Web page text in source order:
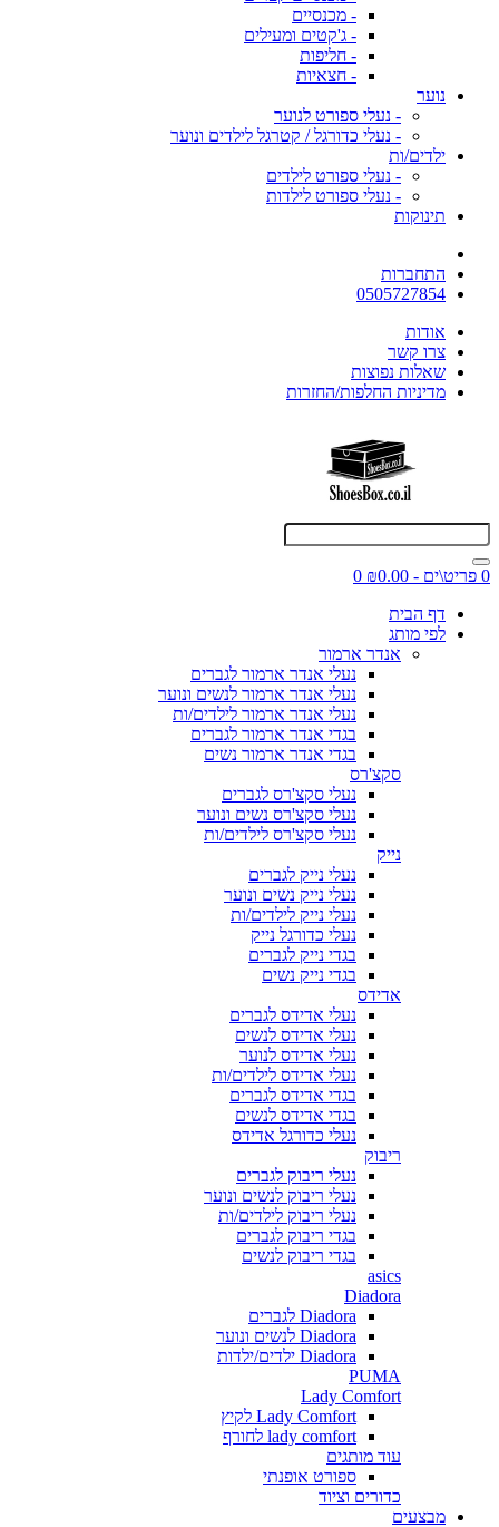
- מכנסיים
- ג'קטים ומעילים
- חליפות
- חצאיות
נוער
- נעלי ספורט לנוער
- נעלי כדורגל / קטרגל לילדים ונוער
ילדים/ות
- נעלי ספורט לילדים
- נעלי ספורט לילדות
תינוקות
התחברות
0505727854
אודות
צרו קשר
שאלות נפוצות
מדיניות החלפות/החזרות
0 פריט\ים - ₪0.00
0
דף הבית
לפי מותג
אנדר ארמור
נעלי אנדר ארמור לגברים
נעלי אנדר ארמור לנשים ונוער
נעלי אנדר ארמור לילדים/ות
בגדי אנדר ארמור לגברים
בגדי אנדר ארמור נשים
סקצ'רס
נעלי סקצ'רס לגברים
נעלי סקצ'רס נשים ונוער
נעלי סקצ'רס לילדים/ות
נייק
נעלי נייק לגברים
נעלי נייק נשים ונוער
נעלי נייק לילדים/ות
נעלי כדורגל נייק
בגדי נייק לגברים
בגדי נייק נשים
אדידס
נעלי אדידס לגברים
נעלי אדידס לנשים
נעלי אדידס לנוער
נעלי אדידס לילדים/ות
בגדי אדידס לגברים
בגדי אדידס לנשים
נעלי כדורגל אדידס
ריבוק
נעלי ריבוק לגברים
נעלי ריבוק לנשים ונוער
נעלי ריבוק לילדים/ות
בגדי ריבוק לגברים
בגדי ריבוק לנשים
asics
Diadora
Diadora לגברים
Diadora לנשים ונוער
Diadora ילדים/ילדות
PUMA
Lady Comfort
Lady Comfort לקיץ
lady comfort לחורף
עוד מותגים
ספורט אופנתי
כדורים וציוד
מבצעים